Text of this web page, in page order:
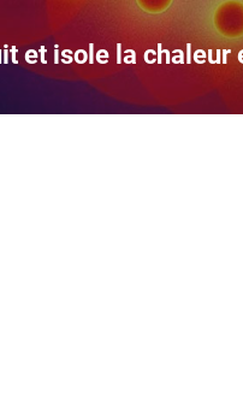
et isole la chaleur